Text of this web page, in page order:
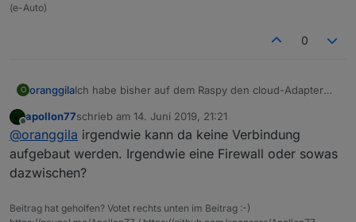
Ich habe im iot.0iobroker.procredentials eingetragen
eigentlich nicht, sondern nur IFTTT)
Unter "Services and IFTTT" habe ich den IFTTT
Maker key eingetragen und "Get new service URL
key" angefordert. Alle anderen Einstellungen sind
(e-Auto)
0
O oranggilaIch habe bisher auf dem Raspy den cloud-Adapter
und alle Adapter laufen, nur der cloud-Adapter bleibt
gelb. Hier im Forum habe ich erfahren, das jetzt der
iot-Adapter genutzt werden soll. Also cloud-Adapter
deaktiviert und iot aktiviert. Leider bleibt auch dieser
gelb. Hier das log:
apollon77schrieb am 14. Juni 2019, 21:21
zuletzt editiert von
@oranggila irgendwie kann da keine Verbindung
aufgebaut werden. Irgendwie eine Firewall oder sowas
dazwischen?
Beitrag hat geholfen? Votet rechts unten im Beitrag :-)